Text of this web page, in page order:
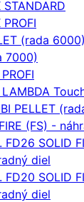
STANDARD
PROFI
(rada 6000)
7000)
LAMBDA
PELLET
(FS) -
FD26 SOLID
diel
FD20 SOLID
diel